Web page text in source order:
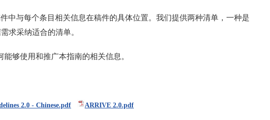
中与每个条目相关信息在稿件的具体位置。我们提供两种清单，一种是
求采纳适合的清单。
够使用和推广本指南的相关信息。
2.0 - Chinese.pdf ARRIVE 2.0.pdf